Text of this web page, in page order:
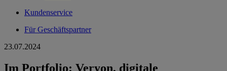
Kundenservice
Für Geschäftspartner
23.07.2024
Im Portfolio: Veryon, digitale